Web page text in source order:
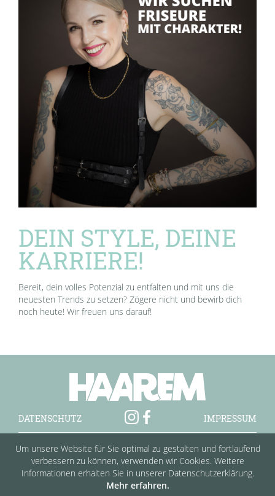
DEIN STYLE, DEINE
KARRIERE!
Bereit, dein volles Potenzial zu entfalten und mit uns die
neuesten Trends zu setzen? Zögere nicht und bewirb dich
noch heute! Wir freuen uns darauf!
DATENSCHUTZ IMPRESSUM
UNSERE STUDIOS:
DEGGENDORF
ERDING FFB
LANDSHUT
OTTOBRUNN
VATERSTETTEN VILSBIBURG
Um unsere Website für Sie optimal zu gestalten und fortlaufend
verbessern zu können, verwenden wir Cookies. Weitere
Informationen erhalten Sie in unserer Datenschutzerklärung.
Mehr erfahren.